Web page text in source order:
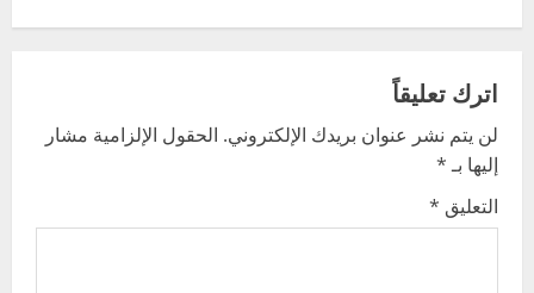
n
a
v
i
g
اترك تعليقاً
لن يتم نشر عنوان بريدك الإلكتروني. الحقول الإلزامية مشار
إليها بـ*
التعليق *